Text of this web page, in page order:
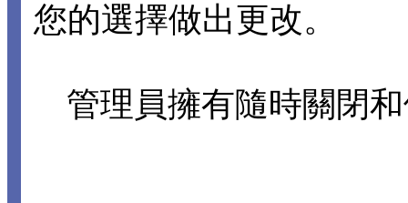
您的選擇做出更改。
管理員擁有隨時關閉